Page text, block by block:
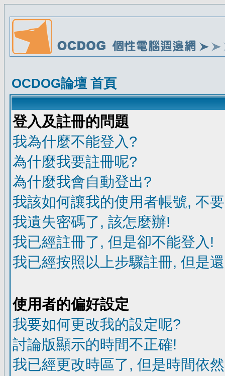
OCDOG論壇 首頁
登入及註冊的問題
我為什麼不能登入?
為什麼我要註冊呢?
為什麼我會自動登出?
我該如何讓我的使用者帳號, 不
我遺失密碼了, 該怎麼辦!
我已經註冊了, 但是卻不能登入!
我已經按照以上步驟註冊, 但是
使用者的偏好設定
我要如何更改我的設定呢?
討論版顯示的時間不正確!
我已經更改時區了, 但是時間依